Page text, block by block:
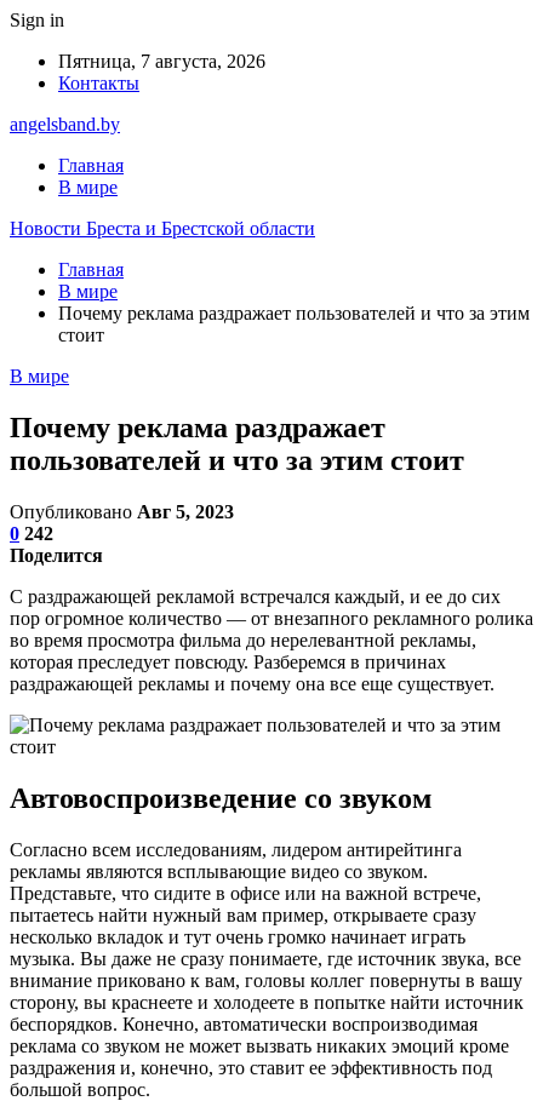
Sign in
Пятница, 7 августа, 2026
Контакты
angelsband.by
Главная
В мире
Новости Бреста и Брестской области
Главная
В мире
Почему реклама раздражает пользователей и что за этим
стоит
В мире
Почему реклама раздражает
пользователей и что за этим стоит
Опубликовано Авг 5, 2023
0 242
Поделится
С раздражающей рекламой встречался каждый, и ее до сих
пор огромное количество — от внезапного рекламного ролика
во время просмотра фильма до нерелевантной рекламы,
которая преследует повсюду. Разберемся в причинах
раздражающей рекламы и почему она все еще существует.
Автовоспроизведение со звуком
Согласно всем исследованиям, лидером антирейтинга
рекламы являются всплывающие видео со звуком.
Представьте, что сидите в офисе или на важной встрече,
пытаетесь найти нужный вам пример, открываете сразу
несколько вкладок и тут очень громко начинает играть
музыка. Вы даже не сразу понимаете, где источник звука, все
внимание приковано к вам, головы коллег повернуты в вашу
сторону, вы краснеете и холодеете в попытке найти источник
беспорядков. Конечно, автоматически воспроизводимая
реклама со звуком не может вызвать никаких эмоций кроме
раздражения и, конечно, это ставит ее эффективность под
большой вопрос.